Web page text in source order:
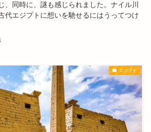
、同時に、謎も感じられました。ナイル川
代エジプトに想いを馳せるにはうってつけ
エジプト